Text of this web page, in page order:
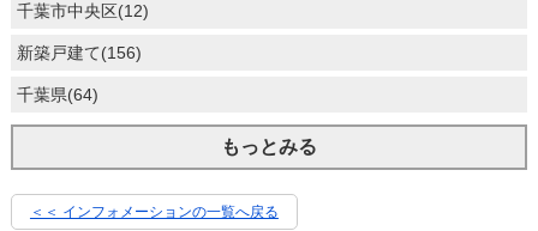
千葉市中央区(12)
新築戸建て(156)
千葉県(64)
もっとみる
＜＜ インフォメーションの一覧へ戻る